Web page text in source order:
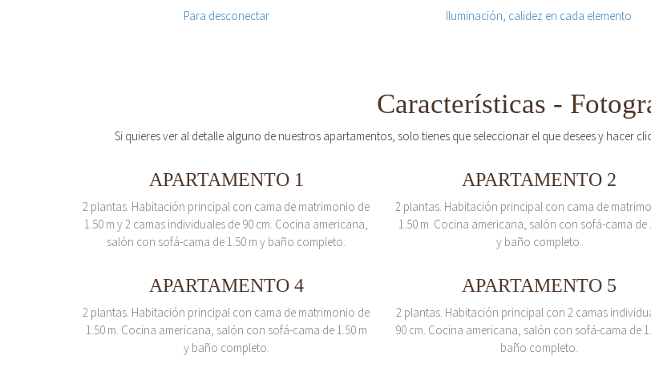
Para desconectar
Iluminación, calidez en cada elemento
Características -
Si quieres ver al detalle alguno de nuestros apartamentos, solo tienes que seleccionar el que desees y hacer
APARTAMENTO 1
2 plantas. Habitación principal con cama de matrimonio de
1.50 m y 2 camas individuales de 90 cm. Cocina americana,
salón con sofá-cama de 1.50 m y baño completo.
APARTAMENTO 2
2 plantas. Habitación principal con cama de
1.50 m. Cocina americana, salón con sofá-cama de
y baño completo.
APARTAMENTO 4
2 plantas. Habitación principal con cama de matrimonio de
1.50 m. Cocina americana, salón con sofá-cama de 1.50 m
y baño completo.
APARTAMENTO 5
2 plantas. Habitación principal con 2 camas
90 cm. Cocina americana, salón con sofá-cama de
baño completo.